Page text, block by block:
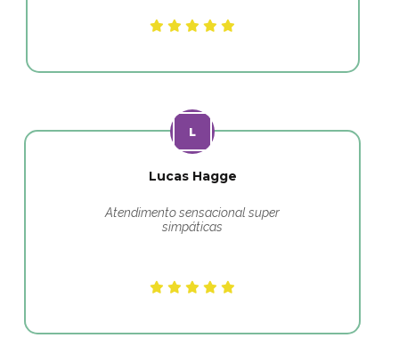
Lucas Hagge
Atendimento sensacional super
simpáticas